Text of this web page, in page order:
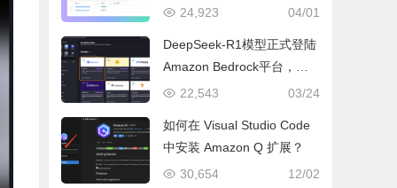
模型部署
04/01
24,923
DeepSeek-R1模型正式登陆
Amazon Bedrock平台，开
启全托管无服务器新纪元03/24
22,543
如何在 Visual Studio Code
中安装 Amazon Q 扩展？
12/02
30,654